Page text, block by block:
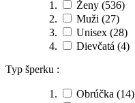
Ženy (536)
Muži (27)
Unisex (28)
Dievčatá (4)
Typ šperku :
Obrúčka (14)